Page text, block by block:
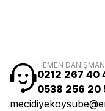
HEMEN
0212 267 40
0538 256 20